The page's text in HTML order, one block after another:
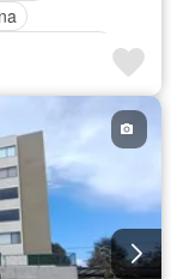
mascotas